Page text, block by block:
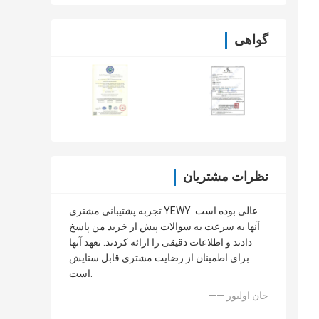
گواهی
نظرات مشتریان
تجربه پشتیبانی مشتری YEWY عالی بوده است.
آنها به سرعت به سوالات پیش از خرید من پاسخ
دادند و اطلاعات دقیقی را ارائه کردند. تعهد آنها
برای اطمینان از رضایت مشتری قابل ستایش
است.
—— جان اولیور